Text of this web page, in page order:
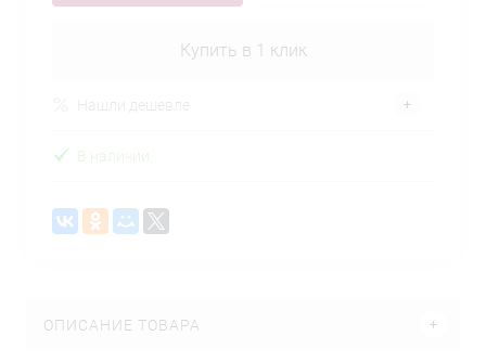
Купить в 1 клик
В наличии
ОПИСАНИЕ ТОВАРА